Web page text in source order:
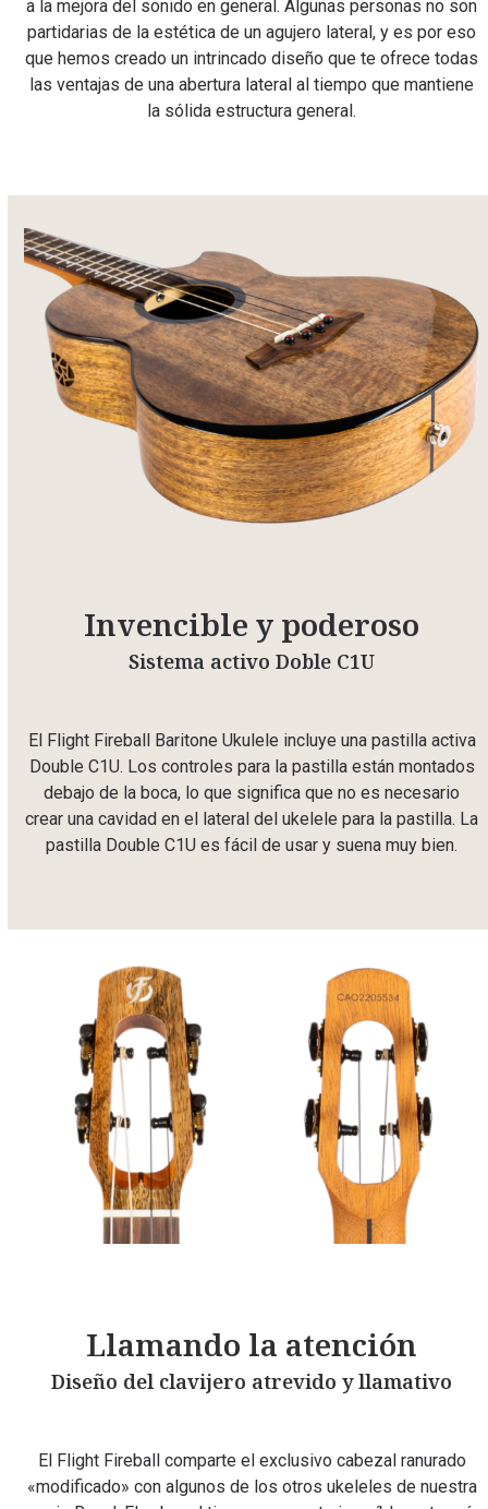
a la mejora del sonido en general. Algunas personas no son
partidarias de la estética de un agujero lateral, y es por eso
que hemos creado un intrincado diseño que te ofrece todas
las ventajas de una abertura lateral al tiempo que mantiene
la sólida estructura general.
Invencible y poderoso
Sistema activo Doble C1U
El Flight Fireball Baritone Ukulele incluye una pastilla activa
Double C1U. Los controles para la pastilla están montados
debajo de la boca, lo que significa que no es necesario
crear una cavidad en el lateral del ukelele para la pastilla. La
pastilla Double C1U es fácil de usar y suena muy bien.
Llamando la atención
Diseño del clavijero atrevido y llamativo
El Flight Fireball comparte el exclusivo cabezal ranurado
«modificado» con algunos de los otros ukeleles de nuestra